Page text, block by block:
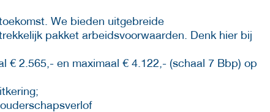
We bieden uitgebreide
pakket arbeidsvoorwaarden. Denk hier bij
€ 2.565,- en maximaal € 4.122,- (schaal 7 Bbp) op